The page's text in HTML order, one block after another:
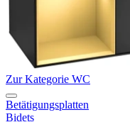
Zur Kategorie WC
Betätigungsplatten
Bidets